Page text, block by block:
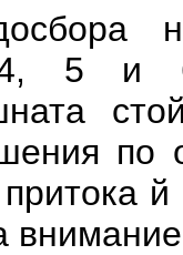
4, 5 и
по